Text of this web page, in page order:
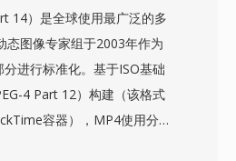
音频或同步信息，完整播放
频文件。DVD制作软件通常
或LPCM音频文件，使该格
作和广播准备工作流中不可
14）是全球使用最广泛的多
态图像专家组于2003年作为
进行标准化。基于ISO基础
4 Part 12）构建（该格式
容器），MP4使用分层
以封装几乎所有类型的媒体